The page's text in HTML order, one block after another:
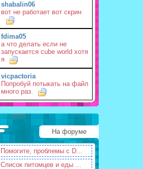
shabalin06
вот не работает вот скрин
fdima05
а что делать если не
запускается cube world хотя
я
vicpactoria
Попробуй потыкать на файл
много раз.
На форуме
Помогите, проблемы с D...
Список питомцев и еды ...